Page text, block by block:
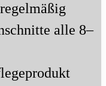
alle 8–